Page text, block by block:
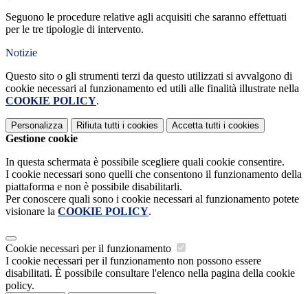
Seguono le procedure relative agli acquisiti che saranno effettuati
per le tre tipologie di intervento.
Notizie
Questo sito o gli strumenti terzi da questo utilizzati si avvalgono di
cookie necessari al funzionamento ed utili alle finalità illustrate nella
COOKIE POLICY.
Personalizza Rifiuta tutti i cookies Accetta tutti i cookies
Gestione cookie
In questa schermata è possibile scegliere quali cookie consentire.
I cookie necessari sono quelli che consentono il funzionamento della
piattaforma e non è possibile disabilitarli.
Per conoscere quali sono i cookie necessari al funzionamento potete
visionare la COOKIE POLICY.
Cookie necessari per il funzionamento
I cookie necessari per il funzionamento non possono essere
disabilitati. È possibile consultare l'elenco nella pagina della cookie
policy.